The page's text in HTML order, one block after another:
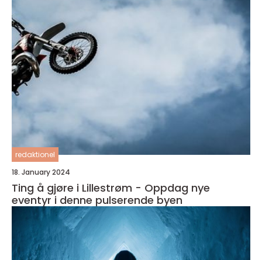
redaktionel
18. January 2024
Ting å gjøre i Lillestrøm - Oppdag nye
eventyr i denne pulserende byen